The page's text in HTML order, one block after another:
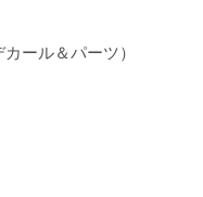
ール＆パーツ）